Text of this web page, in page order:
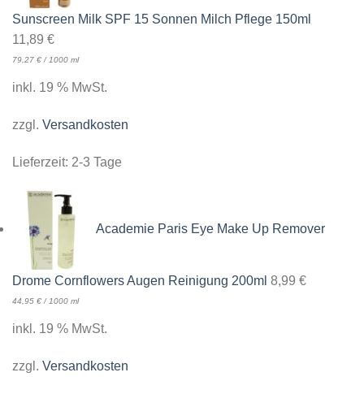
Sunscreen Milk SPF 15 Sonnen Milch Pflege 150ml
11,89 €
79,27 €/1000 ml
inkl. 19 % MwSt.
zzgl. Versandkosten
Lieferzeit: 2-3 Tage
Academie Paris Eye Make Up Remover
Drome Cornflowers Augen Reinigung 200ml 8,99 €
44,95 € / 1000 ml
inkl. 19 % MwSt.
zzgl. Versandkosten